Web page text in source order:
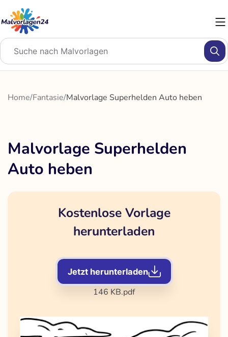
Inhalt
springen
Home/Fantasie/Malvorlage Superhelden Auto heben
Malvorlage Superhelden
Auto heben
Kostenlose Vorlage
herunterladen
Jetzt herunterladen
146 KB.pdf